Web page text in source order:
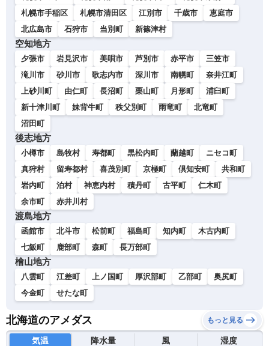
札幌市手稲区
札幌市清田区 江別市 千歳市
恵庭市
北広島市
石狩市 当別町 新篠津村
空知地方
夕張市 岩見沢市 美唄市 芦別市 赤平市
三笠市
滝川市
砂川市 歌志内市 深川市 南幌町
奈井江町
上砂川町
由仁町 長沼町 栗山町 月形町
浦臼町
新十津川町
妹背牛町 秩父別町 雨竜町
北竜町
沼田町
後志地方
小樽市 島牧村 寿都町 黒松内町 蘭越町
ニセコ町
真狩村
留寿都村 喜茂別町 京極町 倶知安町
共和町
岩内町
泊村 神恵内村 積丹町 古平町
仁木町
余市町
赤井川村
渡島地方
函館市 北斗市 松前町 福島町 知内町
木古内町
七飯町
鹿部町 森町 長万部町
檜山地方
八雲町 江差町 上ノ国町 厚沢部町 乙部町
奥尻町
今金町
せたな町
北海道のアメダス もっと見る
気温 降水量 風 湿度